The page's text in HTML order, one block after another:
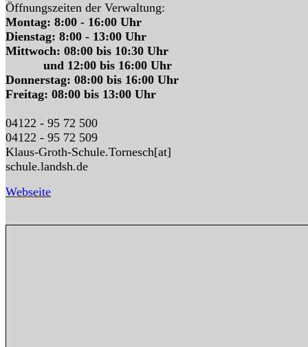
Öffnungszeiten der Verwaltung:
Montag: 8:00 - 16:00 Uhr
Dienstag: 8:00 - 13:00 Uhr
Mittwoch: 08:00 bis 10:30 Uhr
und 12:00 bis 16:00 Uhr
Donnerstag: 08:00 bis 16:00 Uhr
Freitag: 08:00 bis 13:00 Uhr
04122 - 95 72 500
04122 - 95 72 509
Klaus-Groth-Schule.Tornesch[at]
schule.landsh.de
Webseite